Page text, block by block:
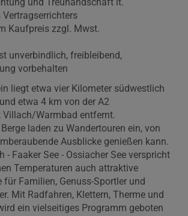
Kaufpreis zzgl. Mwst.
unverbindlich, freibleibend,
vorbehalten
liegt etwa vier Kilometer südwestlich
etwa 4 km von der A2
Warmbad entfernt.
laden zu Wandertouren ein, von
Ausblicke genießen kann.
- Faaker See - Ossiacher See verspricht
Temperaturen auch attraktive
Familien, Genuss-Sportler und
Mit Radfahren, Klettern, Therme und
ein vielseitiges Programm geboten